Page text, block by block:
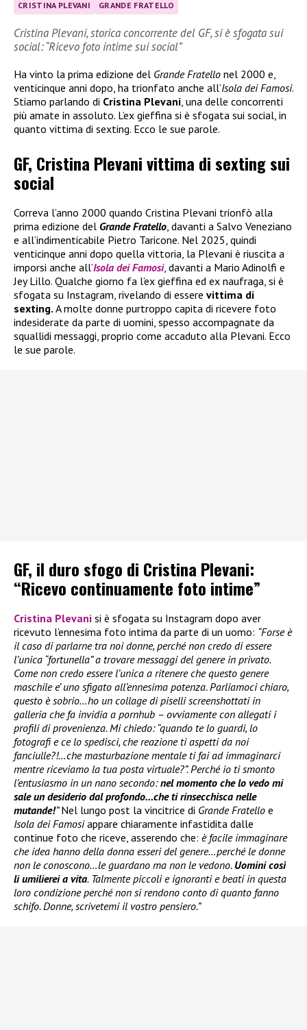
CRISTINA PLEVANI GRANDE FRATELLO
Cristina Plevani, storica concorrente del GF, si è sfogata sui
social: “Ricevo foto intime sui social”
Ha vinto la prima edizione del Grande Fratello nel 2000 e,
venticinque anni dopo, ha trionfato anche all’Isola dei Famosi.
Stiamo parlando di Cristina Plevani , una delle concorrenti
più amate in assoluto. L’ex gieffina si è sfogata sui social, in
quanto vittima di sexting. Ecco le sue parole.
GF, Cristina Plevani vittima di sexting sui
social
Correva l’anno 2000 quando Cristina Plevani trionfò alla
prima edizione del Grande Fratello , davanti a Salvo Veneziano
e all’indimenticabile Pietro Taricone. Nel 2025, quindi
venticinque anni dopo quella vittoria, la Plevani è riuscita a
imporsi anche all’Isola dei Famosi, davanti a Mario Adinolfi e
Jey Lillo. Qualche giorno fa l’ex gieffina ed ex naufraga, si è
sfogata su Instagram, rivelando di essere vittima di
sexting. A molte donne purtroppo capita di ricevere foto
indesiderate da parte di uomini, spesso accompagnate da
squallidi messaggi, proprio come accaduto alla Plevani. Ecco
le sue parole.
GF, il duro sfogo di Cristina Plevani:
“Ricevo continuamente foto intime”
Cristina Plevani si è sfogata su Instagram dopo aver
ricevuto l’ennesima foto intima da parte di un uomo: “Forse è
il caso di parlarne tra noi donne, perché non credo di essere
l’unica “fortunella” a trovare messaggi del genere in privato.
Come non credo essere l’unica a ritenere che questo genere
maschile e’ uno sfigato all’ennesima potenza. Parliamoci chiaro,
questo è sobrio…ho un collage di piselli screenshottati in
galleria che fa invidia a pornhub – ovviamente con allegati i
profili di provenienza. Mi chiedo: “quando te lo guardi, lo
fotografi e ce lo spedisci, che reazione ti aspetti da noi
fanciulle?!…che masturbazione mentale ti fai ad immaginarci
mentre riceviamo la tua posta virtuale?”. Perché io ti smonto
l’entusiasmo in un nano secondo:nel momento che lo vedo mi
sale un desiderio dal profondo…che ti rinsecchisca nelle
mutande!”Nel lungo post la vincitrice di Grande Fratello e
Isola dei Famosiappare chiaramente infastidita dalle
continue foto che riceve, asserendo che: è facile immaginare
che idea hanno della donna esseri del genere…perché le donne
non le conoscono…le guardano ma non le vedono. Uomini così
li umilierei a vita. Talmente piccoli e ignoranti e beati in questa
loro condizione perché non si rendono conto di quanto fanno
schifo. Donne, scrivetemi il vostro pensiero.”